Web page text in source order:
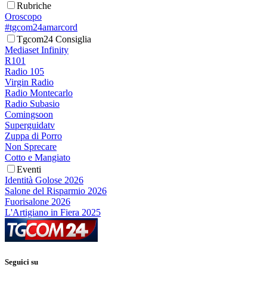
Rubriche
Oroscopo
#tgcom24amarcord
Tgcom24 Consiglia
Mediaset Infinity
R101
Radio 105
Virgin Radio
Radio Montecarlo
Radio Subasio
Comingsoon
Superguidatv
Zuppa di Porro
Non Sprecare
Cotto e Mangiato
Eventi
Identità Golose 2026
Salone del Risparmio 2026
Fuorisalone 2026
L'Artigiano in Fiera 2025
Seguici su